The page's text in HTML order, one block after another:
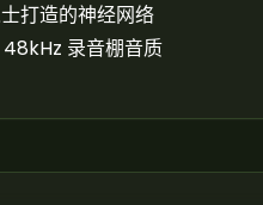
打造的神经网络
录音棚音质